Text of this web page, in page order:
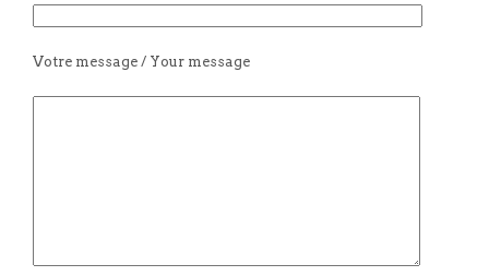
Votre message / Your message